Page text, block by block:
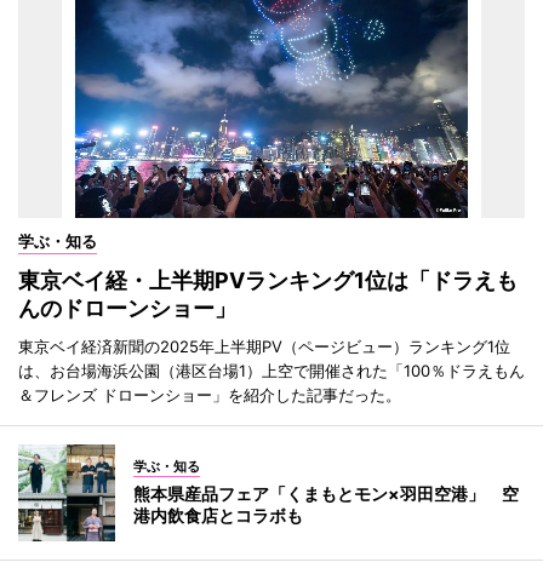
学ぶ・知る
東京ベイ経・上半期PVランキング1位は「ドラえも
んのドローンショー」
東京ベイ経済新聞の2025年上半期PV（ページビュー）ランキング1位
は、お台場海浜公園（港区台場1）上空で開催された「100％ドラえもん
＆フレンズ ドローンショー」を紹介した記事だった。
学ぶ・知る
熊本県産品フェア「くまもとモン×羽田空港」 空
港内飲食店とコラボも